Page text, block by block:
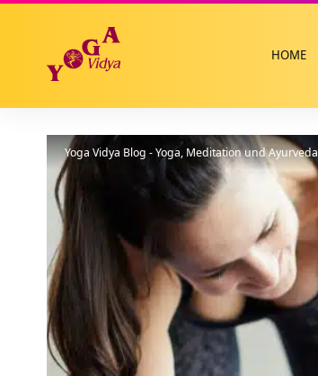
HOME
Yoga Vidya Blog - Yoga, Meditation und Ayurveda